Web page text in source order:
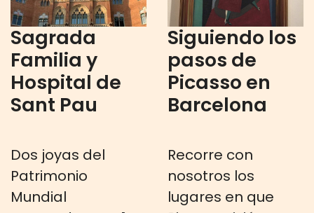
Sagrada
Familia y
Hospital de
Sant Pau
Dos joyas del
Patrimonio
Mundial
Siguiendo los
pasos de
Picasso en
Barcelona
Recorre con
nosotros los
lugares en que